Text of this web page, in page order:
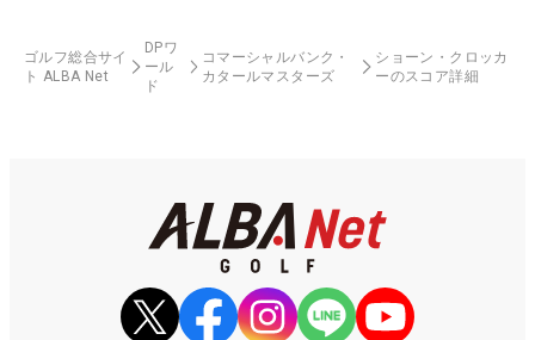
ゴルフ総合サイ
ト ALBA Net
DPワ
ール
ド
コマーシャルバンク・
カタールマスターズ
ショーン・クロッカ
ーのスコア詳細